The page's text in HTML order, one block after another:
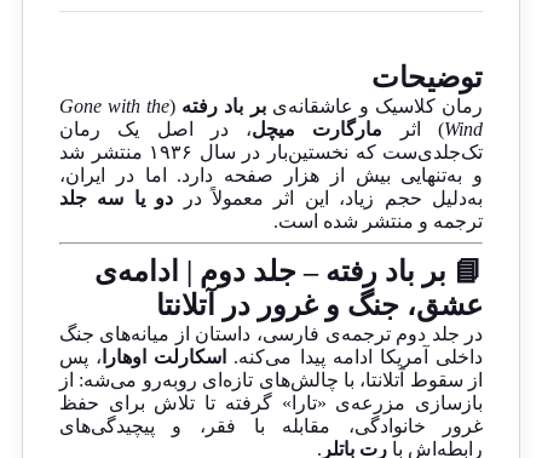
توضیحات
رمان کلاسیک و عاشقانه‌یبر باد رفته (
Gone with the
Wind) اثر مارگارت میچل، در اصل یک رمان
تک‌جلدی‌ست که نخستین‌بار در سال ۱۹۳۶ منتشر شد
و به‌تنهایی بیش از هزار صفحه دارد. اما در ایران،
به‌دلیل حجم زیاد، این اثر معمولاً در دو یا سه جلد
ترجمه و منتشر شده است.
📘 بر باد رفته – جلد دوم | ادامه‌ی
عشق، جنگ و غرور در آتلانتا
در جلد دوم ترجمه‌ی فارسی، داستان از میانه‌های جنگ
داخلی آمریکا ادامه پیدا می‌کنه.
اسکارلت اوهارا ، پس
از سقوط آتلانتا، با چالش‌های تازه‌ای روبه‌رو می‌شه: از
بازسازی مزرعه‌ی «تارا» گرفته تا تلاش برای حفظ
غرور خانوادگی، مقابله با فقر، و پیچیدگی‌های
رابطه‌اش با رت باتلر .